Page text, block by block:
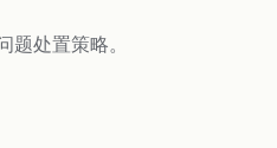
处置策略。